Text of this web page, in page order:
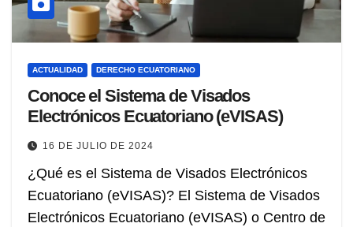
ACTUALIDAD DERECHO ECUATORIANO
Conoce el Sistema de Visados
Electrónicos Ecuatoriano (eVISAS)
16 DE JULIO DE 2024
¿Qué es el Sistema de Visados Electrónicos
Ecuatoriano (eVISAS)? El Sistema de Visados
Electrónicos Ecuatoriano (eVISAS) o Centro de